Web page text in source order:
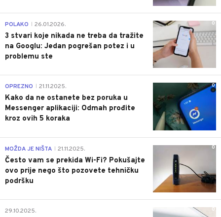
0
POLAKO 26.01.2026.
3 stvari koje nikada ne treba da tražite
na Googlu: Jedan pogrešan potez i u
problemu ste
0
OPREZNO 21.11.2025.
Kako da ne ostanete bez poruka u
Messenger aplikaciji: Odmah prođite
kroz ovih 5 koraka
0
MOŽDA JE NIŠTA 21.11.2025.
Često vam se prekida Wi-Fi? Pokušajte
ovo prije nego što pozovete tehničku
podršku
0
29.10.2025.